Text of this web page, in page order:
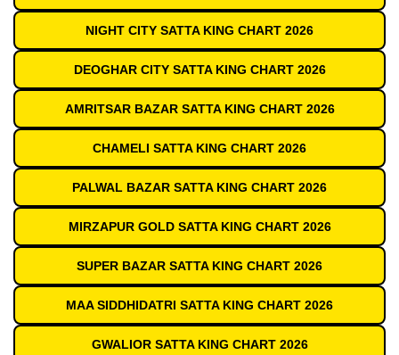
NIGHT CITY SATTA KING CHART 2026
DEOGHAR CITY SATTA KING CHART 2026
AMRITSAR BAZAR SATTA KING CHART 2026
CHAMELI SATTA KING CHART 2026
PALWAL BAZAR SATTA KING CHART 2026
MIRZAPUR GOLD SATTA KING CHART 2026
SUPER BAZAR SATTA KING CHART 2026
MAA SIDDHIDATRI SATTA KING CHART 2026
GWALIOR SATTA KING CHART 2026